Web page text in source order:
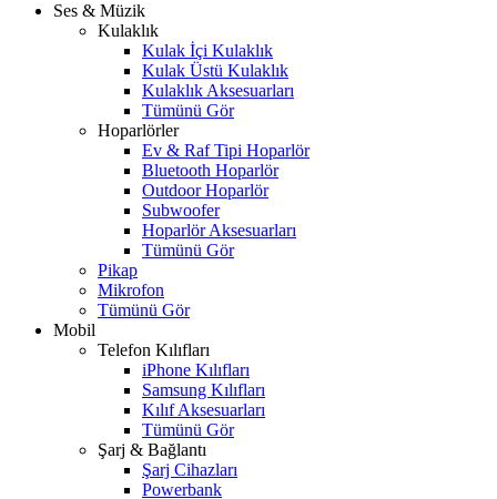
Ses & Müzik
Kulaklık
Kulak İçi Kulaklık
Kulak Üstü Kulaklık
Kulaklık Aksesuarları
Tümünü Gör
Hoparlörler
Ev & Raf Tipi Hoparlör
Bluetooth Hoparlör
Outdoor Hoparlör
Subwoofer
Hoparlör Aksesuarları
Tümünü Gör
Pikap
Mikrofon
Tümünü Gör
Mobil
Telefon Kılıfları
iPhone Kılıfları
Samsung Kılıfları
Kılıf Aksesuarları
Tümünü Gör
Şarj & Bağlantı
Şarj Cihazları
Powerbank